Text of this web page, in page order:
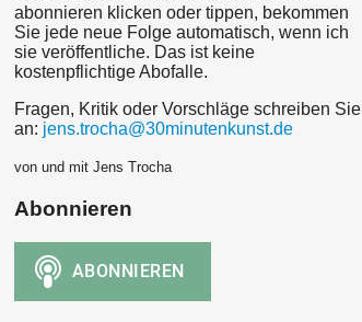
abonnieren klicken oder tippen, bekommen
Sie jede neue Folge automatisch, wenn ich
sie veröffentliche. Das ist keine
kostenpflichtige Abofalle.
Fragen, Kritik oder Vorschläge schreiben Sie
an: jens.trocha@30minutenkunst.de
von und mit Jens Trocha
Abonnieren